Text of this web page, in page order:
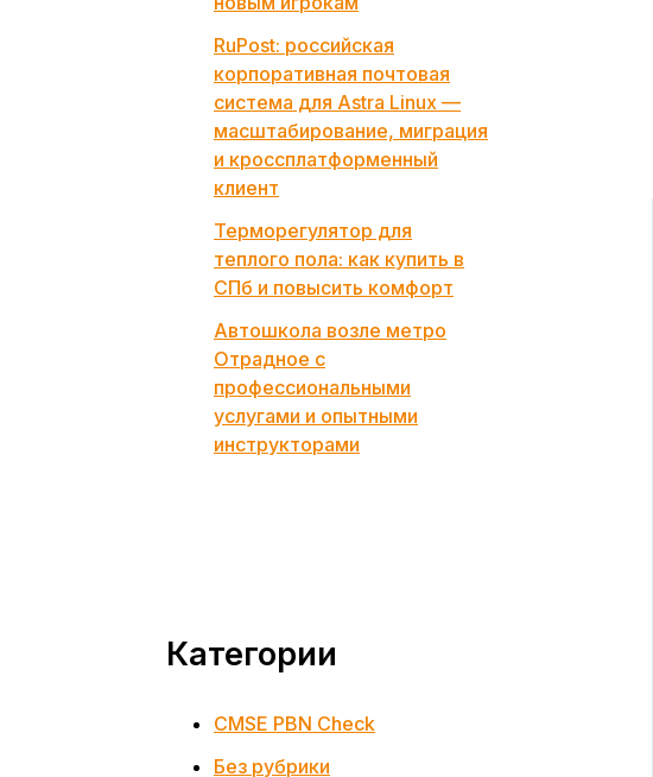
RuPost: российская
корпоративная почтовая
система для Astra Linux —
масштабирование, миграция
и кроссплатформенный
клиент
Терморегулятор для
теплого пола: как купить в
СПб и повысить комфорт
Автошкола возле метро
Отрадное с
профессиональными
услугами и опытными
инструкторами
Категории
CMSE PBN Check
Без рубрики